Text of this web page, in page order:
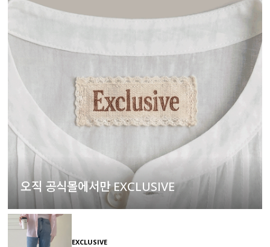
오직 공식몰에서만 EXCLUSIVE
EXCLUSIVE